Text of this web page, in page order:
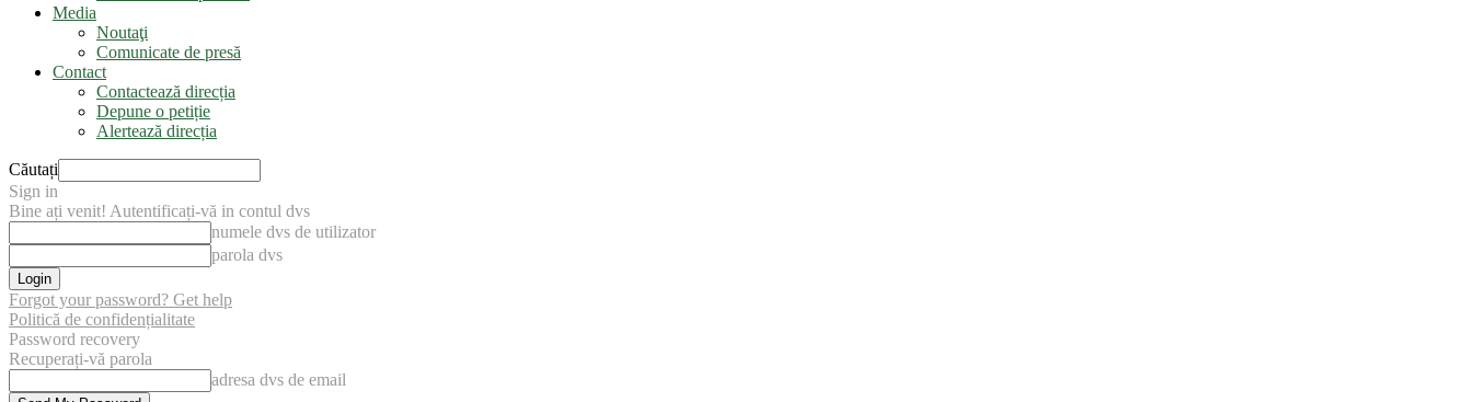
Media
Noutaţi
Comunicate de presă
Contact
Contactează direcția
Depune o petiție
Alertează direcția
Căutați
Sign in
Bine ați venit! Autentificați-vă in contul dvs
numele dvs de utilizator
parola dvs
Forgot your password? Get help
Politică de confidențialitate
Password recovery
Recuperați-vă parola
adresa dvs de email